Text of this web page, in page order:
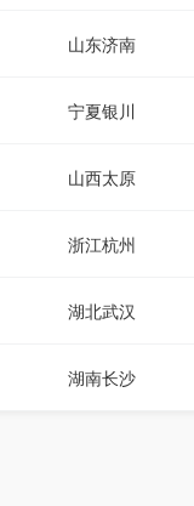
山东济南
宁夏银川
山西太原
浙江杭州
湖北武汉
湖南长沙